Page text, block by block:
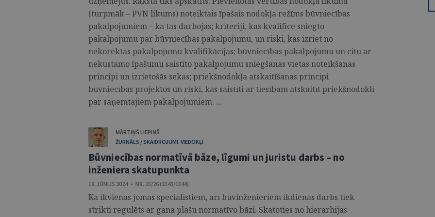
(turpmāk – PVN likums) noteiktais īpašais nodokļa režīms būvniecības
pakalpojumiem – kā tas darbojas; kritēriji, kas kvalificē sniegto
pakalpojumu par būvniecības pakalpojumu, un riski, kas izriet no
nekorektas pakalpojumu kvalifikācijas; būvniecības pakalpojumu un citu ar
nekustamo īpašumu saistīto pakalpojumu sniegšanas vietas noteikšanas
principi un izrietošās sekas; priekšnodokļa atskaitīšanas principi
būvniecības projektos un riski, kas saistīti ar tiesībām atskaitīt priekšnodokli
par saņemtajiem pakalpojumiem. ...
MĀRTIŅŠ LIEPIŅŠ
ŽURNĀLS / SKAIDROJUMI. VIEDOKĻI
Būvniecības normatīvā bāze, līgumi un juristu darbs – no
inženiera skatupunkta
18. JŪNIJS 2024 • NR. 25/26 (1343/1344)
Kā ikvienas jomas speciālistiem, arī būvinženieriem ikdienas darbs tiek
strikti regulēts ar gana plašu normatīvo bāzi. Skatoties no hierarhijas